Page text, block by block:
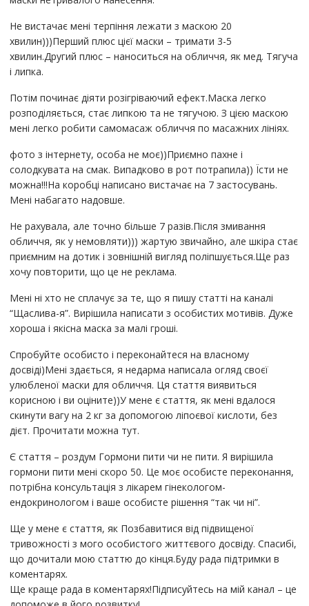
Не вистачає мені терпіння лежати з маскою 20
хвилин)))Перший плюс цієї маски – тримати 3-5
хвилин.Другий плюс – наноситься на обличчя, як мед. Тягуча
і липка.
Потім починає діяти розігріваючий ефект.Маска легко
розподіляється, стає липкою та не тягучою. З цією маскою
мені легко робити самомасаж обличчя по масажних лініях.
фото з інтернету, особа не моє))Приємно пахне і
солодкувата на смак. Випадково в рот потрапила)) Їсти не
можна!!!На коробці написано вистачає на 7 застосувань.
Мені набагато надовше.
Не рахувала, але точно більше 7 разів.Після змивання
обличчя, як у немовляти))) жартую звичайно, але шкіра стає
приємним на дотик і зовнішній вигляд поліпшується.Ще раз
хочу повторити, що це не реклама.
Мені ні хто не сплачує за те, що я пишу статті на каналі
“Щаслива-я”. Вирішила написати з особистих мотивів. Дуже
хороша і якісна маска за малі гроші.
Спробуйте особисто і переконайтеся на власному
досвіді)Мені здається, я недарма написала огляд своєї
улюбленої маски для обличчя. Ця стаття виявиться
корисною і ви оціните))У мене є стаття, як мені вдалося
скинути вагу на 2 кг за допомогою ліпоєвої кислоти, без
дієт. Прочитати можна тут.
Є стаття – роздум Гормони пити чи не пити. Я вирішила
гормони пити мені скоро 50. Це моє особисте переконання,
потрібна консультація з лікарем гінекологом-
ендокринологом і ваше особисте рішення “так чи ні”.
Ще у мене є стаття, як Позбавитися від підвищеної
тривожності з мого особистого життєвого досвіду. Спасибі,
що дочитали мою статтю до кінця.Буду рада підтримки в
коментарях.
Ще краще рада в коментарях!Підписуйтесь на мій канал – це